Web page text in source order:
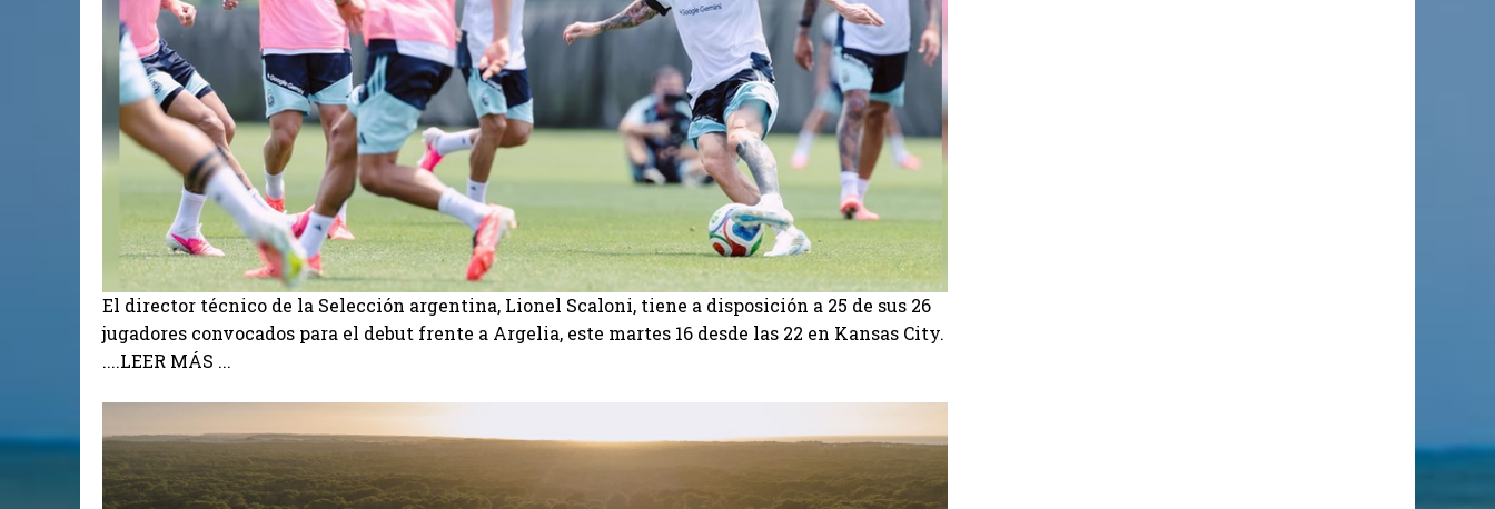
El director técnico de la Selección argentina, Lionel Scaloni, tiene a disposición a 25 de sus 26
jugadores convocados para el debut frente a Argelia, este martes 16 desde las 22 en Kansas City.
....LEER MÁS ...